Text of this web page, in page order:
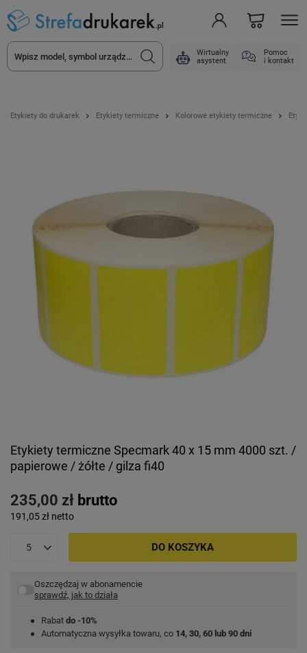
Wirtualny
asystent
Pomoc
i kontakt
Etykiety do drukarek Etykiety termiczne Kolorowe etykiety termiczne
Etykiety termiczne Specmark 40 x 15 mm 4000 szt. /
papierowe / żółte / gilza fi40
235,00 zł brutto
191,05 zł netto
DO KOSZYKA
Oszczędzaj w abonamencie
sprawdź, jak to działa
Rabat do -10%
Automatyczna wysyłka towaru, co 14, 30, 60 lub 90 dni